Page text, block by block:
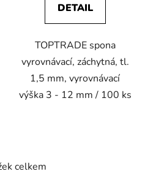
DETAIL
TOPTRADE spona
vyrovnávací, záchytná, tl.
1,5 mm, vyrovnávací
výška 3 - 12 mm / 100 ks
Ocelkem